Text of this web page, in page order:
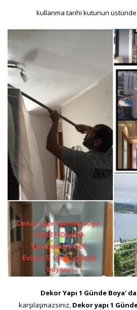
kullanma tarihi kutunun
Dekor Yapı 1 Günde Boya’ da
karşılaşmazsınız, Dekor yapı 1